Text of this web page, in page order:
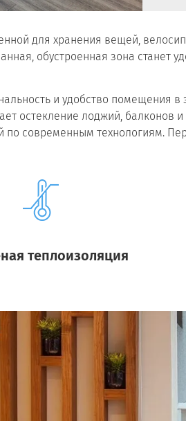
для хранения вещей,
обустроенная зона
и удобство помещения
остекление лоджий, балконов
по современным технологиям.
теплоизоляция